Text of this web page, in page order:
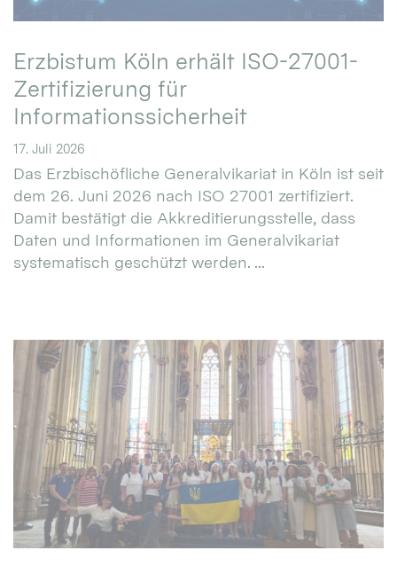
Erzbistum Köln erhält ISO-27001-
Zertifizierung für
Informationssicherheit
17. Juli 2026
Das Erzbischöfliche Generalvikariat in Köln ist seit
dem 26. Juni 2026 nach ISO 27001 zertifiziert.
Damit bestätigt die Akkreditierungsstelle, dass
Daten und Informationen im Generalvikariat
systematisch geschützt werden. ...